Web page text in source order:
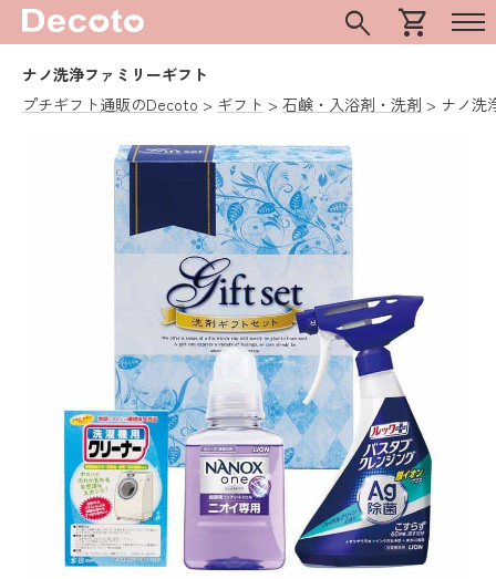
search shopping_cart
ナノ洗浄ファミリーギフト
プチギフト通販のDecoto
ギフト 石鹸・入浴剤・洗剤 ナノ洗